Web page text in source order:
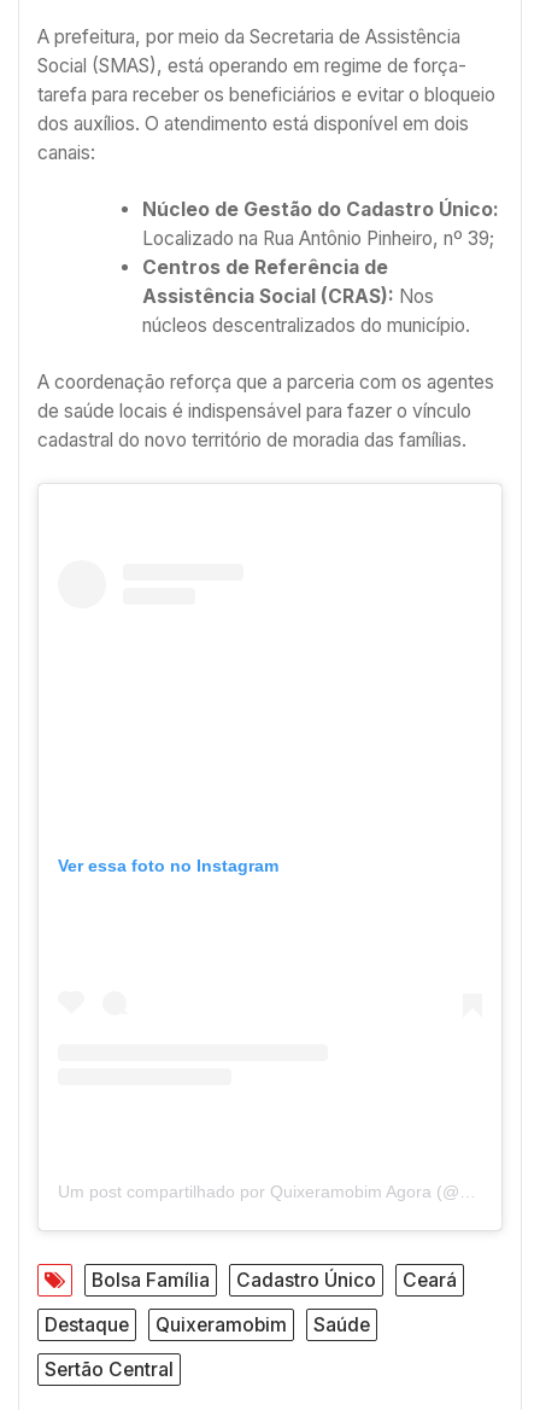
A prefeitura, por meio da Secretaria de Assistência
Social (SMAS), está operando em regime de força-
tarefa para receber os beneficiários e evitar o bloqueio
dos auxílios. O atendimento está disponível em dois
canais:
Núcleo de Gestão do Cadastro Único:
Localizado na Rua Antônio Pinheiro, nº 39;
Centros de Referência de
Assistência Social (CRAS): Nos
núcleos descentralizados do município.
A coordenação reforça que a parceria com os agentes
de saúde locais é indispensável para fazer o vínculo
cadastral do novo território de moradia das famílias.
Ver essa foto no Instagram
Bolsa Família Cadastro Único
Ceará
Destaque
Quixeramobim
Saúde
Sertão Central